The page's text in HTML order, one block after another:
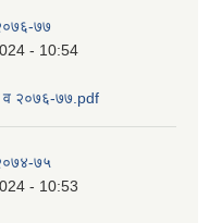
७७
- 10:54
व २०७६-७७.pdf
७५
- 10:53